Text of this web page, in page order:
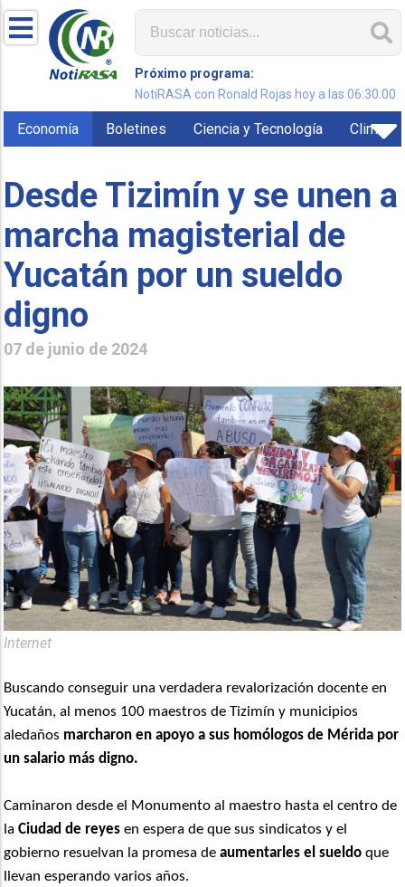
Próximo programa:
NotiRASA con Ronald Rojas hoy a las 06:30:00
Economía Boletines Ciencia y Tecnología Clima
Desde Tizimín y se unen a
marcha magisterial de
Yucatán por un sueldo
digno
07 de junio de 2024
Internet
Buscando conseguir una verdadera revalorización docente en
Yucatán, al menos 100 maestros de Tizimín y municipios
aledaños marcharon en apoyo a sus homólogos de Mérida por
un salario más digno.
Caminaron desde el Monumento al maestro hasta el centro de
laCiudad de reyes en espera de que sus sindicatos y el
gobierno resuelvan la promesa de aumentarles el sueldo que
llevan esperando varios años.